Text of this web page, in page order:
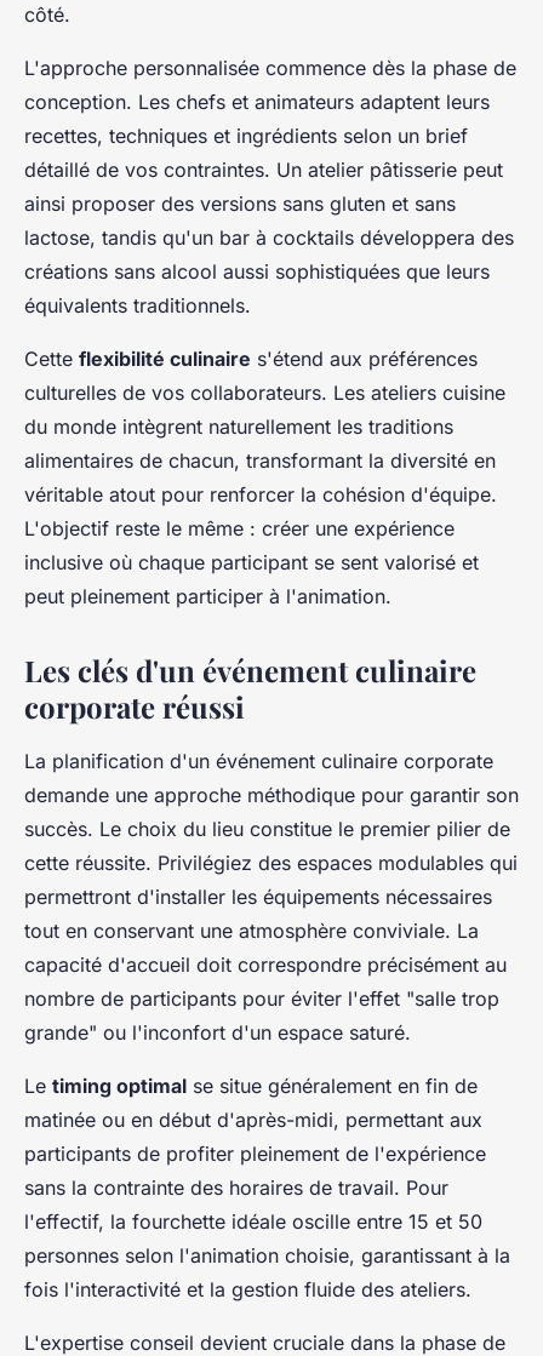
côté.
L'approche personnalisée commence dès la phase de
conception. Les chefs et animateurs adaptent leurs
recettes, techniques et ingrédients selon un brief
détaillé de vos contraintes. Un atelier pâtisserie peut
ainsi proposer des versions sans gluten et sans
lactose, tandis qu'un bar à cocktails développera des
créations sans alcool aussi sophistiquées que leurs
équivalents traditionnels.
Cette flexibilité culinaire s'étend aux préférences
culturelles de vos collaborateurs. Les ateliers cuisine
du monde intègrent naturellement les traditions
alimentaires de chacun, transformant la diversité en
véritable atout pour renforcer la cohésion d'équipe.
L'objectif reste le même : créer une expérience
inclusive où chaque participant se sent valorisé et
peut pleinement participer à l'animation.
Les clés d'un événement culinaire
corporate réussi
La planification d'un événement culinaire corporate
demande une approche méthodique pour garantir son
succès. Le choix du lieu constitue le premier pilier de
cette réussite. Privilégiez des espaces modulables qui
permettront d'installer les équipements nécessaires
tout en conservant une atmosphère conviviale. La
capacité d'accueil doit correspondre précisément au
nombre de participants pour éviter l'effet "salle trop
grande" ou l'inconfort d'un espace saturé.
Le timing optimal se situe généralement en fin de
matinée ou en début d'après-midi, permettant aux
participants de profiter pleinement de l'expérience
sans la contrainte des horaires de travail. Pour
l'effectif, la fourchette idéale oscille entre 15 et 50
personnes selon l'animation choisie, garantissant à la
fois l'interactivité et la gestion fluide des ateliers.
L'expertise conseil devient cruciale dans la phase de